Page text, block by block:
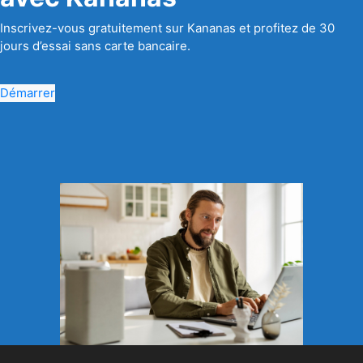
Inscrivez-vous gratuitement sur Kananas et profitez de 30
jours d’essai sans carte bancaire.
Démarrer